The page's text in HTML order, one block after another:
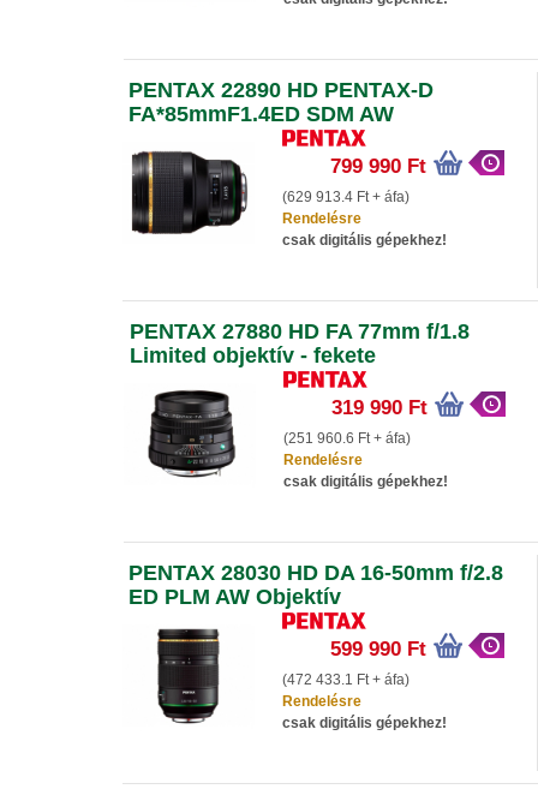
PENTAX 22890 HD PENTAX-D
FA*85mmF1.4ED SDM AW
799 990 Ft
(629 913.4 Ft + áfa)
Rendelésre
csak digitális gépekhez!
PENTAX 27880 HD FA 77mm f/1.8
Limited objektív - fekete
319 990 Ft
(251 960.6 Ft + áfa)
Rendelésre
csak digitális gépekhez!
PENTAX 28030 HD DA 16-50mm f/2.8
ED PLM AW Objektív
599 990 Ft
(472 433.1 Ft + áfa)
Rendelésre
csak digitális gépekhez!